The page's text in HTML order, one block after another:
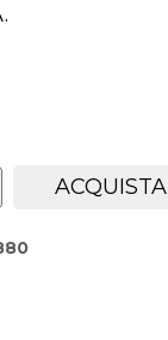
quantità
ACQUISTA